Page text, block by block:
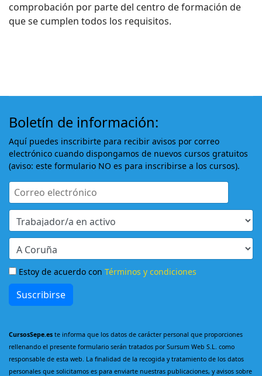
comprobación por parte del centro de formación de
que se cumplen todos los requisitos.
Boletín de información:
Aquí puedes inscribirte para recibir avisos por correo
electrónico cuando dispongamos de nuevos cursos gratuitos
(aviso: este formulario NO es para inscribirse a los cursos).
Estoy de acuerdo con Términos y condiciones
Suscribirse
CursosSepe.es te informa que los datos de carácter personal que proporciones
rellenando el presente formulario serán tratados por Sursum Web S.L. como
responsable de esta web. La finalidad de la recogida y tratamiento de los datos
personales que solicitamos es para enviarte nuestras publicaciones, y avisos sobre